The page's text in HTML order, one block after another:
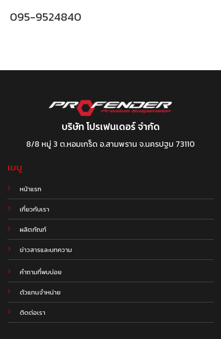
095-9524840
บริษัท โปรเฟนเดอร์ จำกัด
8/8 หมู่ 3 ต.หอมเกร็ด อ.สามพราน จ.นครปฐม 73110
เมนู
หน้าแรก
เกี่ยวกับเรา
ผลิตภัณฑ์
ข่าวสารและบทความ
.
คำถามที่พบบ่อย
ตัวแทนจำหน่าย
ติดต่อเรา